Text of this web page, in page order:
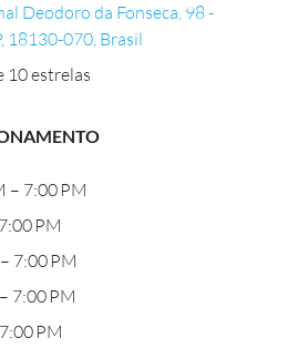
Deodoro da Fonseca, 98 -
18130-070, Brasil
10 estrelas
– 7:00 PM
PM
7:00 PM
7:00 PM
PM